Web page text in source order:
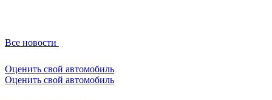
Все новости
Оценить свой автомобиль
Оценить свой автомобиль